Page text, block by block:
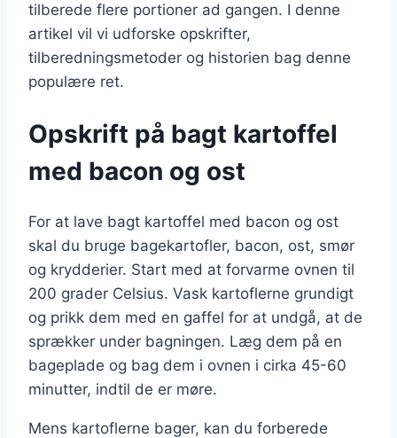
tilberede flere portioner ad gangen. I denne
artikel vil vi udforske opskrifter,
tilberedningsmetoder og historien bag denne
populære ret.
Opskrift på bagt kartoffel
med bacon og ost
For at lave bagt kartoffel med bacon og ost
skal du bruge bagekartofler, bacon, ost, smør
og krydderier. Start med at forvarme ovnen til
200 grader Celsius. Vask kartoflerne grundigt
og prikk dem med en gaffel for at undgå, at de
sprækker under bagningen. Læg dem på en
bageplade og bag dem i ovnen i cirka 45-60
minutter, indtil de er møre.
Mens kartoflerne bager, kan du forberede